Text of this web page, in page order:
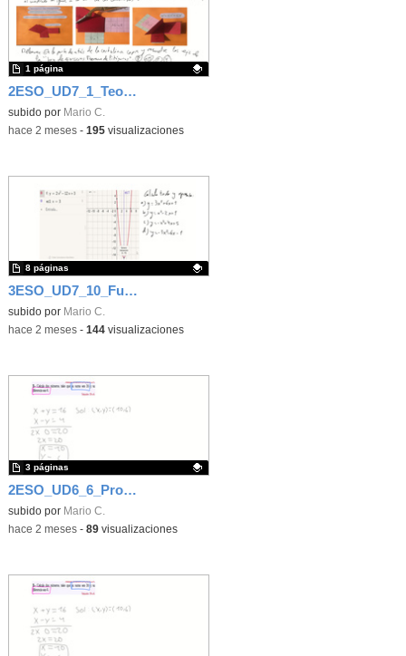
2ESO_UD7_1_Teorema de Pitágoras
Contenido educativo.
subido por Mario C.
1 página
-hace 2 meses- 195visualizaciones
3ESO_UD7_10_Función cuadrática
Contenido educativo.
subido por Mario C.
8 páginas
-hace 2 meses- 144visualizaciones
2ESO_UD6_6_Problemas de sistemas
Contenido educativo.
subido por Mario C.
3 páginas
-hace 2 meses- 89visualizaciones